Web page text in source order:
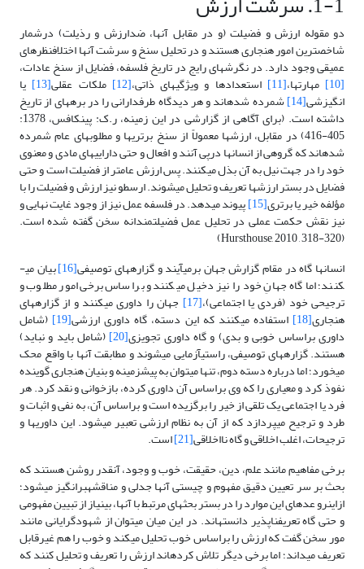
دو مقوله ارزش و فضیلت (و در مقابل آنها، ضدارزش و رذیلت) درشمار
شاخص­ترین امور هنجاری هستند و در تحلیل سنخ و سرشت آنها اختلاف­نظرهای
عمیقی وجود دارد. در نگرش­های رایج در تاریخ فلسفه، فضایل از سنخ عادات،
[10] مهارت­ها،[11] استعدادها و ویژگی­های ذاتی،[12] ملکات عقلی[13] یا
انگیزشی[14] شمرده شده­اند و هر دیدگاه طرفدارانی را در برهه­ای از تاریخ
داشته است. (برای آگاهی از گزارشی در این زمینه، ر.ک: پینکافس، 1378:
405-416) در مقابل، ارزش­ها معمولاً از سنخ برتری­ها و مطلوب­های عام شمرده
شده­اند که گروهی از انسان­ها درپی آنند و افعال و حتی دارایی­های مادی و معنوی
خود را در جهت نیل به آن بذل می­کنند. پس ارزش عام­تر از فضیلت است و حتی
فضایل در بستر ارزش­ها تعریف و تحلیل می­شوند. ارسطو نیز ارزش و فضیلت را با
مؤلفه خیر یا برتری[15] پیوند می­دهد. در فلسفه عمل نیز از وجود غایت نهایی و
نیز نقش حکمت عملی در تحلیل عمل فضیلت­مندانه سخن گفته شده است.
(Hursthouse, 2010 , 318-320)
انسان­ها گاه در مقام گزارش جهان برمی­آیند و گزاره­های توصیفی[16] بیان می­
کنند؛ اما گاه جهانِ خود را نیز دخیل می­کنند و براساس برخی امور مطلوب و
ترجیحی خود (فردی یا اجتماعی)،[17] جهان را داوری می­کنند و از گزاره­های
هنجاری[18] استفاده می­کنند که این دسته، گاه داوری ارزشی[19] (شامل
داوری براساس خوبی و بدی) و گاه داوری تجویزی[20] (شامل باید و نباید)
هستند. گزاره­های توصیفی، راستی­آزمایی می­شوند و مطابقت آنها با واقع محک
می­خورد؛ اما درباره دسته دوم، تنها می­توان به پیش­زمینه و بنیان هنجاری گوینده
نفوذ کرد و معیاری را که وی براساس آن داوری کرده، بازخوانی و نقد کرد. هر
فرد یا اجتماعی یک تلقی از خیر را برگزیده است و براساس آن، به نفی و اثبات و
طرد و ترجیح می­پردازد که از آن به نظام ارزشی تعبیر می­شود. این داوری­ها و
ترجیحات، اغلب اخلاقی و گاه نااخلاقی[21]
است.
برخی مفاهیم مانند علم، دین، حقیقت، خوب و وجود، آنقدر روشن هستند که
بحث بر سر تعیین دقیق مفهوم و چیستی آنها جدلی و مناقشه­برانگیز می­شود؛
ازاین­رو عده­ای این موارد را در بستر بحث­های مرتبط با آنها، بی­نیاز از تبیین مفهومی
و حتی گاه تعریف­ناپذیر دانسته­اند. در این میان می­توان از شهودگرایانی مانند
مور سخن گفت که ارزش را براساس خوب تحلیل می­کند و خوب را هم غیرقابل
تعریف می­داند؛ اما برخی دیگر تلاش کرده­اند ارزش را تعریف و تحلیل کنند که